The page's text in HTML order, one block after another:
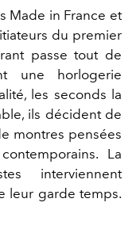
Made in France et
du premier
passe tout de
une horlogerie
les seconds la
ils décident de
montres pensées
La
interviennent
leur garde temps.